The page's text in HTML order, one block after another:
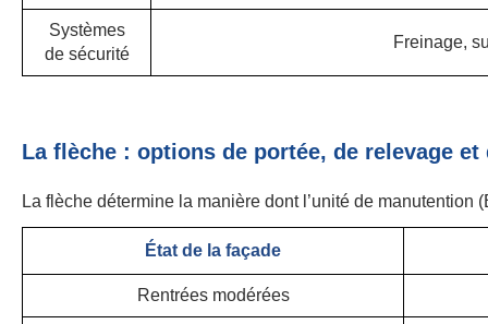
Systèmes
de sécurité
Freinage,
La flèche : options de portée, de relevage et
La flèche détermine la manière dont l’unité de
État de la façade
Rentrées modérées